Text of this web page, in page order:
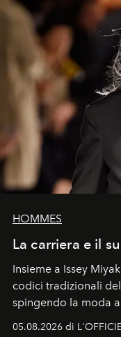
HOMMES
La carriera e il
Insieme a Issey
codici tradizionali
spingendo la moda
formali e a ridefinire
05.08.2026 di